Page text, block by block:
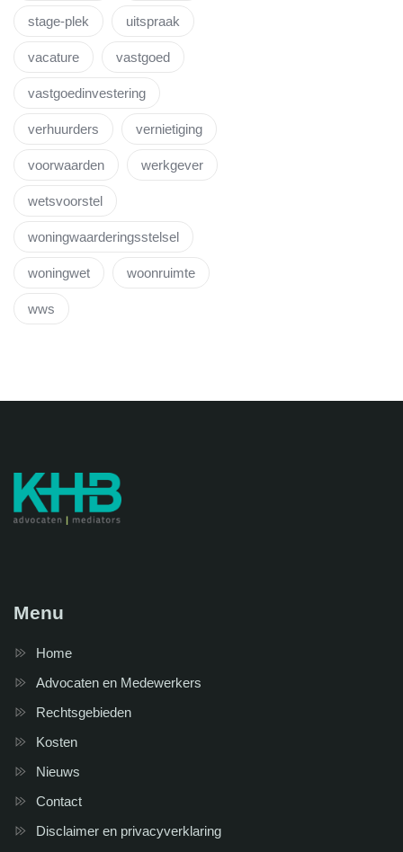
stage-plek uitspraak
vacature vastgoed
vastgoedinvestering
verhuurders vernietiging
voorwaarden werkgever
wetsvoorstel
woningwaarderingsstelsel
woningwet woonruimte
wws
Menu
Home
Advocaten en Medewerkers
Rechtsgebieden
Kosten
Nieuws
Contact
Disclaimer en privacyverklaring